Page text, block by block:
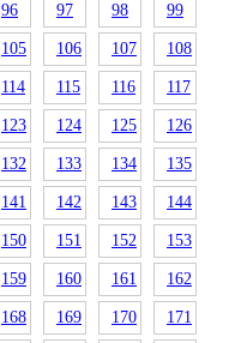
96 97 98 99
105 106 107 108
114 115 116 117
123 124 125 126
132 133 134 135
141 142 143 144
150 151 152 153
159 160 161 162
168 169 170 171